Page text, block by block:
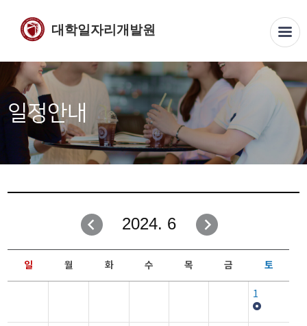
대학일자리개발원
일정안내
2024. 6
일 월 화 수 목 금 토
1